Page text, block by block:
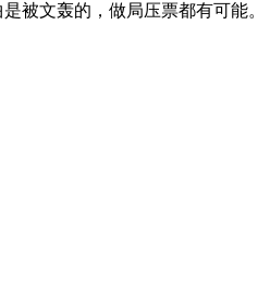
被文轰的，做局压票都有可能。